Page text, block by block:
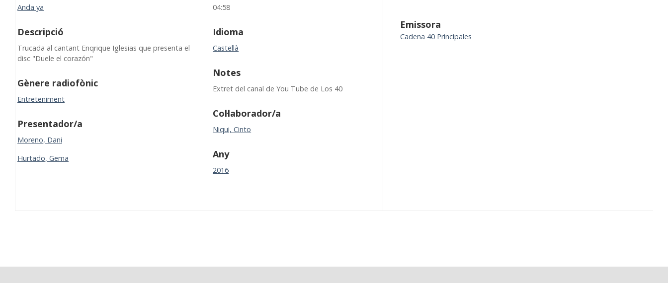
Anda ya
Descripció
Trucada al cantant Enqrique Iglesias que presenta el
disc "Duele el corazón"
Gènere radiofònic
Entreteniment
Presentador/a
Moreno, Dani
Hurtado, Gema
04:58
Idioma
Castellà
Notes
Extret del canal de You Tube de Los 40
Col·laborador/a
Niqui, Cinto
Any
2016
Emissora
Cadena 40 Principales